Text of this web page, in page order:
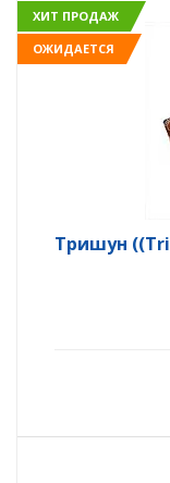
ХИТ ПРОДАЖ
ОЖИДАЕТСЯ
Тришун